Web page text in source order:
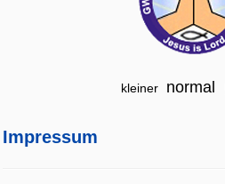
kleiner normal
Impressum